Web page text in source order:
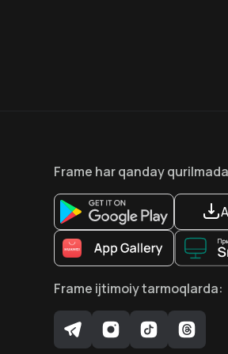
Frame har qanday qurilmada
Frame ijtimoiy tarmoqlarda: